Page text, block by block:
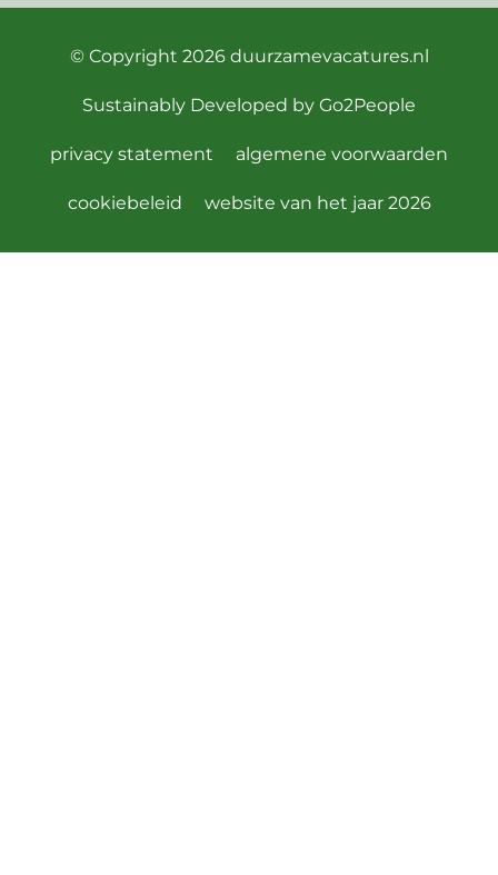
© Copyright 2026 duurzamevacatures.nl
Sustainably Developed by Go2People
privacy statement algemene voorwaarden
cookiebeleid website van het jaar 2026